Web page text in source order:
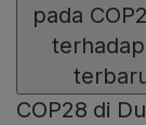
pada
COP28 di